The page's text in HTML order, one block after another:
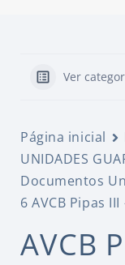
Ver
Página inicial
UNIDADES
Documentos
6 AVCB Pipas
AVCB